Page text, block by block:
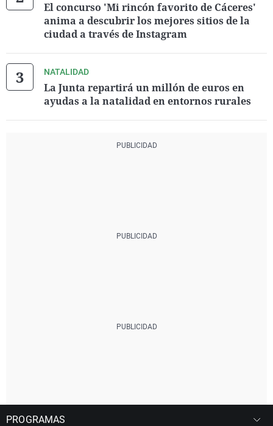
El concurso 'Mi rincón favorito de Cáceres'
anima a descubrir los mejores sitios de la
ciudad a través de Instagram
NATALIDAD
La Junta repartirá un millón de euros en
ayudas a la natalidad en entornos rurales
PROGRAMAS